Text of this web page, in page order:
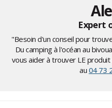
Expert
"Besoin d'un conseil pour
Du camping à l'océan au
vous aider à trouver LE
au 04 73